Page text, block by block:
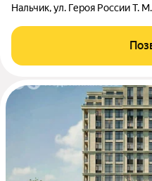
Нальчик, ул. Героя России Т.